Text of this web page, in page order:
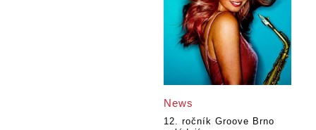
News
12. ročník Groove Brno